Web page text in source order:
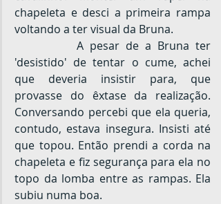
chapeleta e desci a primeira rampa
voltando a ter visual da Bruna.
'desistido' de tentar o cume, achei
que deveria insistir para, que
provasse do êxtase da realização.
Conversando percebi que ela queria,
contudo, estava insegura. Insisti até
que topou. Então prendi a corda na
chapeleta e fiz segurança para ela no
topo da lomba entre as rampas. Ela
subiu numa boa.